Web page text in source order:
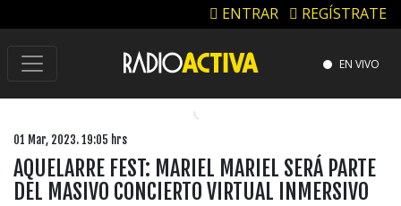
ENTRAR REGÍSTRATE
EN VIVO
01 Mar, 2023. 19:05 hrs
AQUELARRE FEST: MARIEL MARIEL SERÁ PARTE
DEL MASIVO CONCIERTO VIRTUAL INMERSIVO